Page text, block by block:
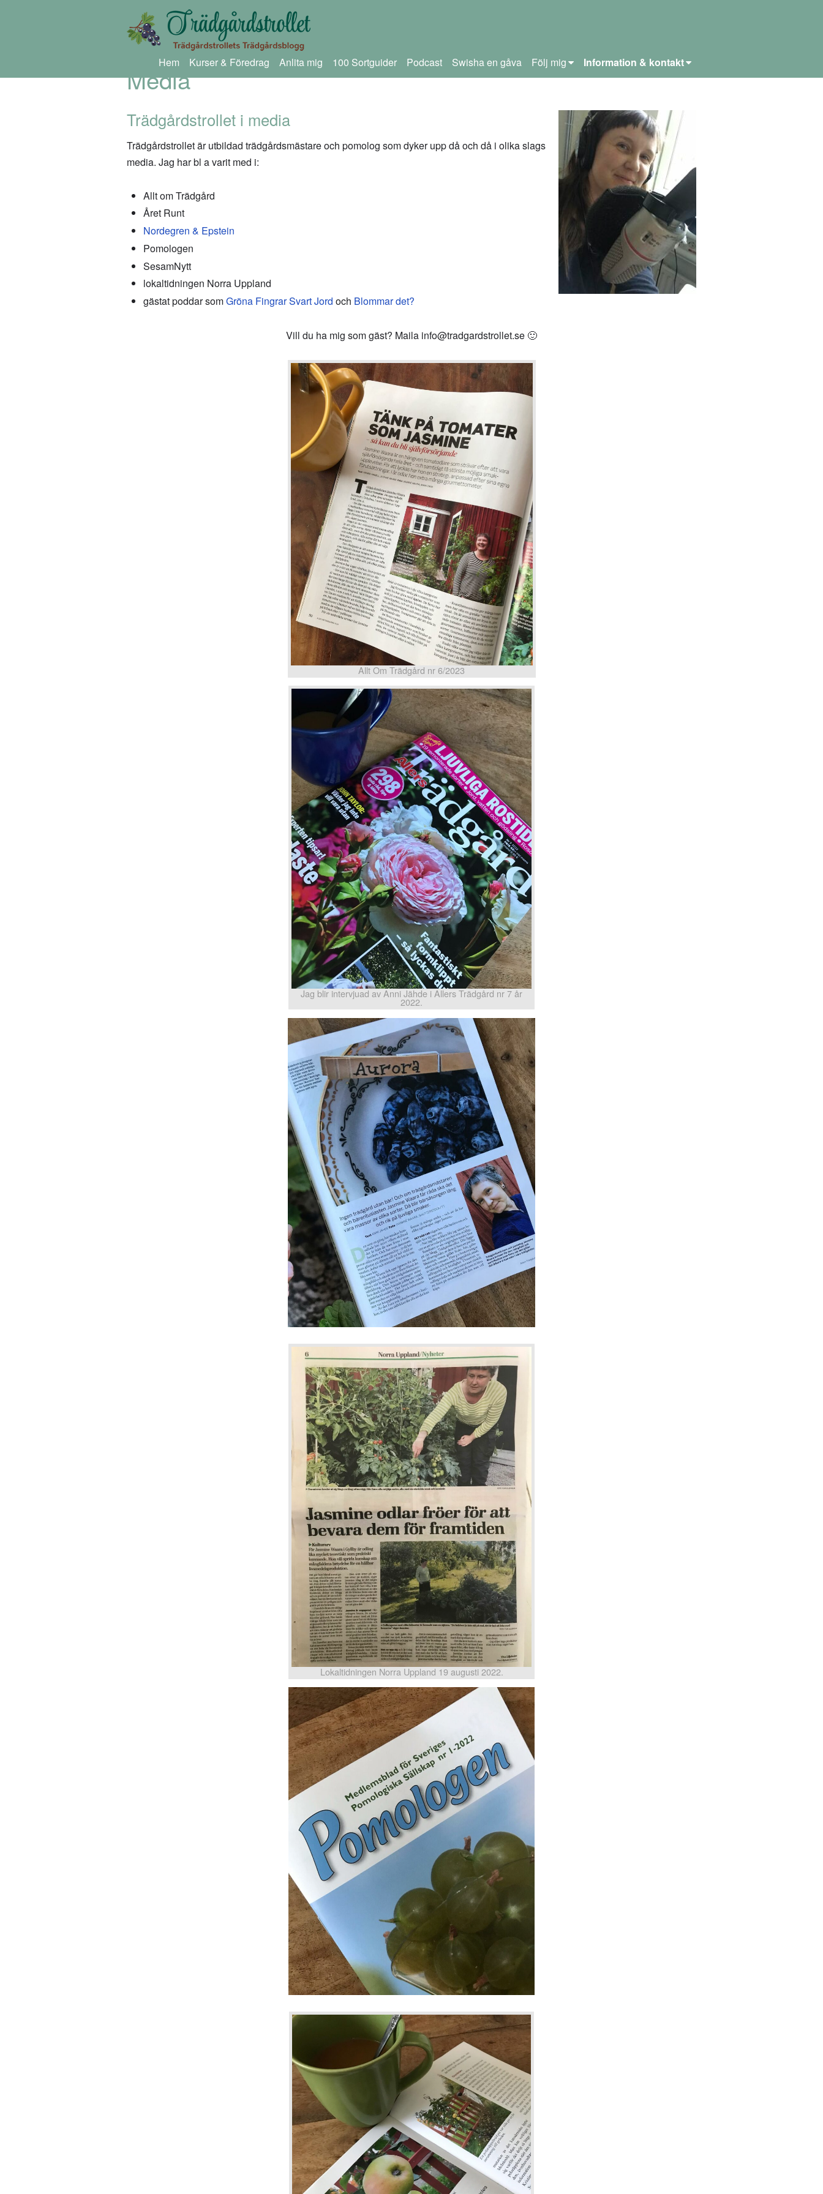
Hem Kurser & Föredrag Anlita mig 100 Sortguider Podcast Swisha en gåva Följ mig Information & kontakt
Media
Trädgårdstrollet i media
Trädgårdstrollet är utbildad trädgårdsmästare och pomolog som dyker upp då och då i olika slags
media. Jag har bl a varit med i:
Allt om Trädgård
Året Runt
Nordegren & Epstein
Pomologen
SesamNytt
lokaltidningen Norra Uppland
gästat poddar somGröna Fingrar Svart Jord och Blommar det?
Vill du ha mig som gäst? Maila info@tradgardstrollet.se 🙂
Allt Om Trädgård nr 6/2023
Jag blir intervjuad av Anni Jähde i Allers Trädgård nr 7 år
2022.
Lokaltidningen Norra Uppland 19 augusti 2022.